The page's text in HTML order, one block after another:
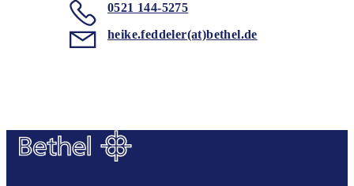
0521 144-5275
heike.feddeler(at)bethel.de